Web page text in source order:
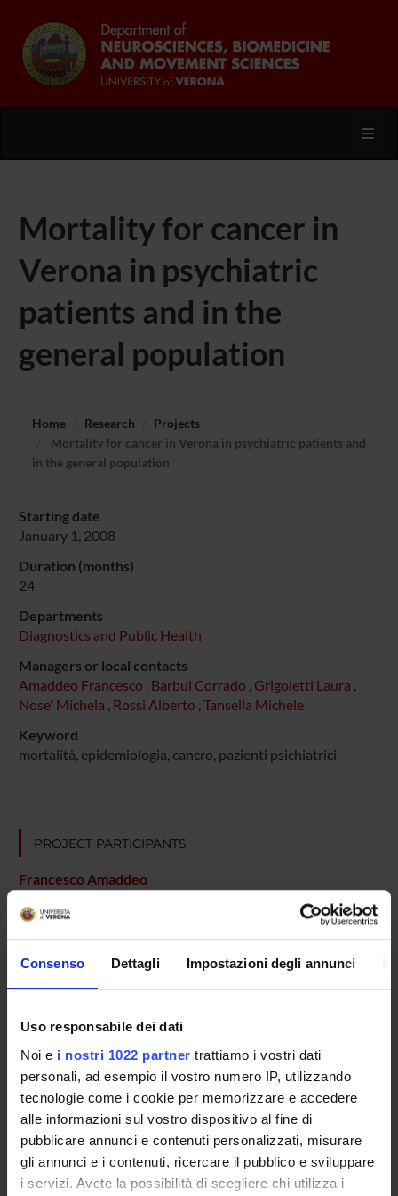
Consenso Dettagli Impostazioni degli annunci
Uso responsabile dei dati
Noi e i nostri 1022 partner trattiamo i vostri dati
personali, ad esempio il vostro numero IP, utilizzando
tecnologie come i cookie per memorizzare e accedere
alle informazioni sul vostro dispositivo al fine di
pubblicare annunci e contenuti personalizzati, misurare
gli annunci e i contenuti, ricercare il pubblico e sviluppare
i servizi. Avete la possibilità di scegliere chi utilizza i
Mortality for cancer in
Verona in psychiatric
patients and in the
general population
Home Research
Projects
Mortality for cancer in Verona in psychiatric patients and
in the general population
Starting date
January 1, 2008
Duration (months)
24
Departments
Diagnostics and Public Health
Managers or local contacts
Amaddeo Francesco , Barbui Corrado , Grigoletti Laura ,
Nose' Michela , Rossi Alberto , Tansella Michele
Keyword
mortalità, epidemiologia, cancro, pazienti psichiatrici
PROJECT PARTICIPANTS
Francesco Amaddeo
Associate Professor
Michele Tansella
SECTIONS